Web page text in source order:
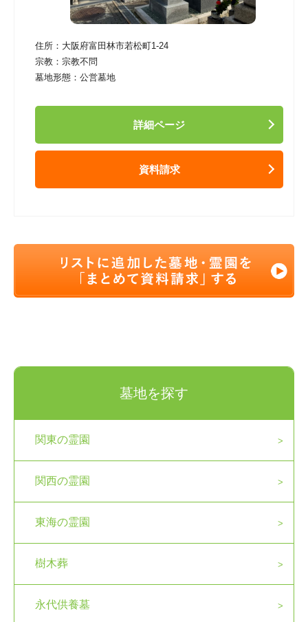
住所： 大阪府富田林市若松町1-24
宗教： 宗教不問
墓地形態： 公営墓地
詳細ページ
資料請求
墓地を探す
関東の霊園
関西の霊園
東海の霊園
樹木葬
永代供養墓